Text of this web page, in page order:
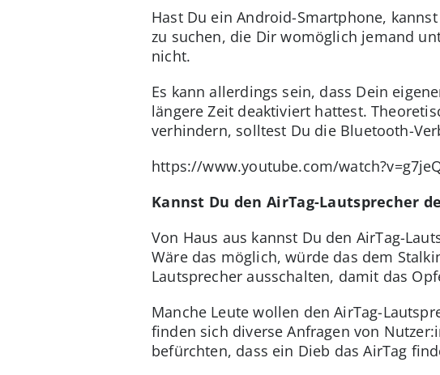
Hast Du ein Android-Smartphone,
zu suchen, die Dir womöglich jemand
nicht.
Es kann allerdings sein, dass Dein
längere Zeit deaktiviert hattest.
verhindern, solltest Du die Bluetooth-
https://www.youtube.com/
Kannst Du den AirTag-Lautsprecher
Von Haus aus kannst Du den AirTag-
Wäre das möglich, würde das dem
Lautsprecher ausschalten, damit das
Manche Leute wollen den AirTag-
finden sich diverse Anfragen von
befürchten, dass ein Dieb das AirTag